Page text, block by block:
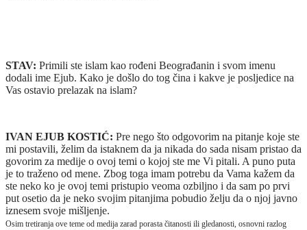
STAV: Primili ste islam kao rođeni Beograđanin i svom imenu
dodali ime Ejub. Kako je došlo do tog čina i kakve je posljedice na
Vas ostavio prelazak na islam?
IVAN EJUB KOSTIĆ: Pre nego što odgovorim na pitanje koje ste
mi postavili, želim da istaknem da ja nikada do sada nisam pristao da
govorim za medije o ovoj temi o kojoj ste me Vi pitali. A puno puta
je to traženo od mene. Zbog toga imam potrebu da Vama kažem da
ste neko ko je ovoj temi pristupio veoma ozbiljno i da sam po prvi
put osetio da je neko svojim pitanjima pobudio želju da o njoj javno
iznesem svoje mišljenje.
Osim tretiranja ove teme od medija zarad porasta čitanosti ili gledanosti, osnovni razlog